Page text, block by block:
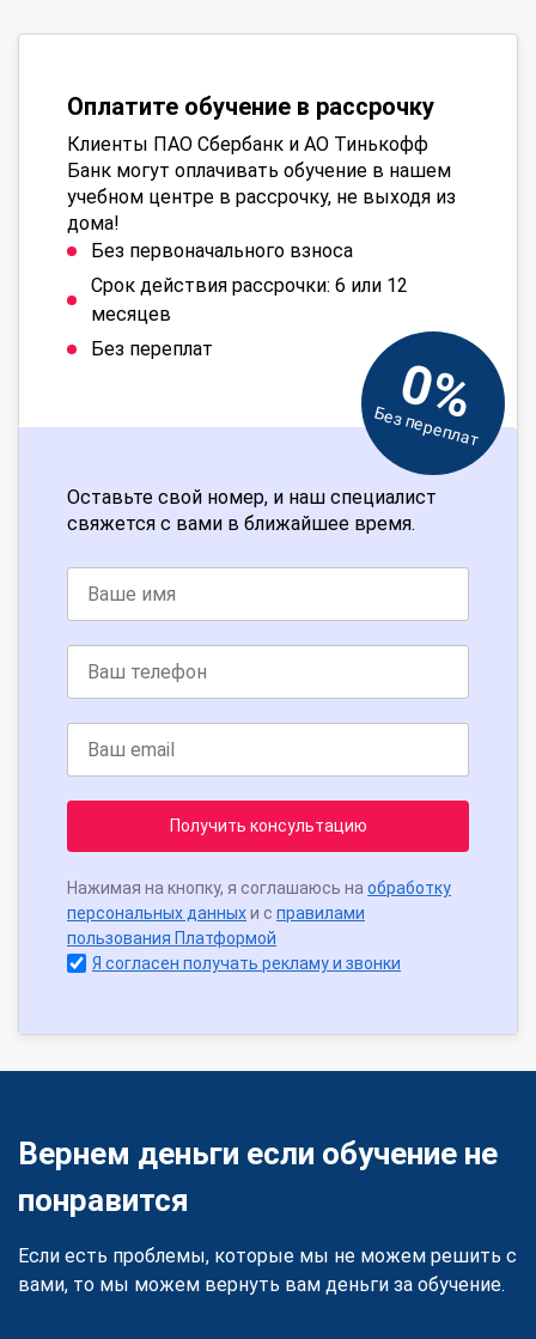
Оплатите обучение в рассрочку
Клиенты ПАО Сбербанк и АО Тинькофф
Банк могут оплачивать обучение в нашем
учебном центре в рассрочку, не выходя из
дома!
Без первоначального взноса
Срок действия рассрочки: 6 или 12
месяцев
Без переплат
0%
Без переплат
Оставьте свой номер, и наш специалист
свяжется с вами в ближайшее время.
Получить консультацию
Нажимая на кнопку, я соглашаюсь на обработку
персональных данныхи с правилами
пользования Платформой
Я согласен получать рекламу и звонки
Вернем деньги если обучение не
понравится
Если есть проблемы, которые мы не можем решить с
вами, то мы можем вернуть вам деньги за обучение.